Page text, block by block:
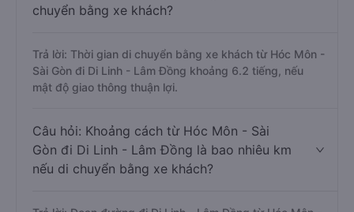
chuyển bằng xe khách?
Trả lời: Thời gian di chuyển bằng xe khách từ Hóc Môn -
Sài Gòn đi Di Linh - Lâm Đồng khoảng 6.2 tiếng, nếu
mật độ giao thông thuận lợi.
Câu hỏi: Khoảng cách từ Hóc Môn - Sài
Gòn đi Di Linh - Lâm Đồng là bao nhiêu km
nếu di chuyển bằng xe khách?